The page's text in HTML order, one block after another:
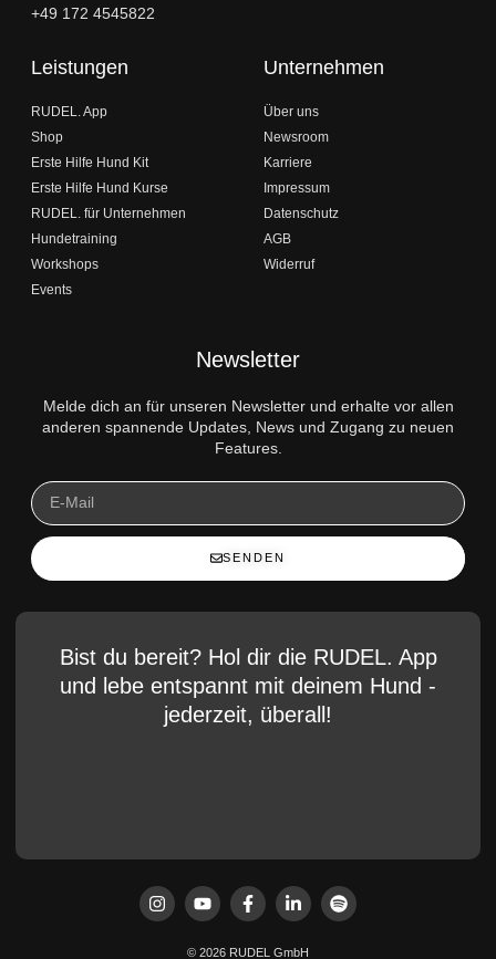
+49 172 4545822
Leistungen
RUDEL. App
Shop
Erste Hilfe Hund Kit
Erste Hilfe Hund Kurse
RUDEL. für Unternehmen
Hundetraining
Workshops
Events
Unternehmen
Über uns
Newsroom
Karriere
Impressum
Datenschutz
AGB
Widerruf
Newsletter
Melde dich an für unseren Newsletter und erhalte vor allen
anderen spannende Updates, News und Zugang zu neuen
Features.
SENDEN
Bist du bereit? Hol dir die RUDEL. App
und lebe entspannt mit deinem Hund -
jederzeit, überall!
© 2026 RUDEL GmbH